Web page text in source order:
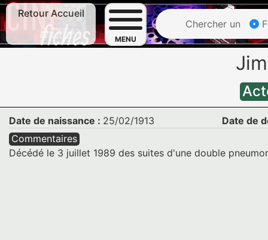
Retour Accueil
MENU
Chercher un
Date de naissance : 25/02/1913
Date de
Commentaires
Décédé le 3 juillet 1989 des suites d'une double